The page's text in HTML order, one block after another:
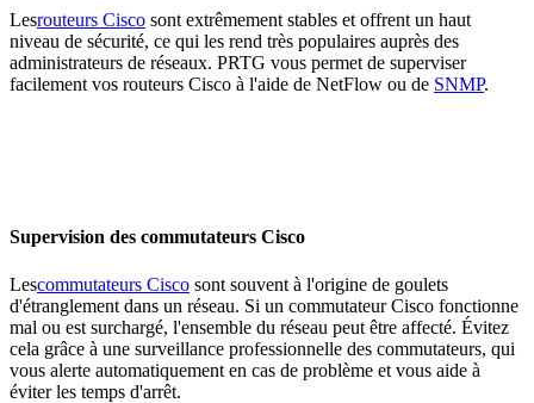
Lesrouteurs Cisco sont extrêmement stables et offrent un haut
niveau de sécurité, ce qui les rend très populaires auprès des
administrateurs de réseaux. PRTG vous permet de superviser
facilement vos routeurs Cisco à l'aide de NetFlow ou de SNMP.
Supervision des commutateurs Cisco
Lescommutateurs Cisco sont souvent à l'origine de goulets
d'étranglement dans un réseau. Si un commutateur Cisco fonctionne
mal ou est surchargé, l'ensemble du réseau peut être affecté. Évitez
cela grâce à une surveillance professionnelle des commutateurs, qui
vous alerte automatiquement en cas de problème et vous aide à
éviter les temps d'arrêt.